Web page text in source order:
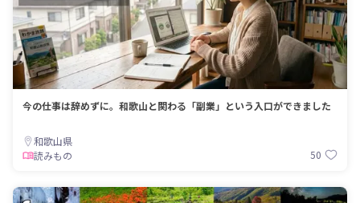
今の仕事は辞めずに。和歌山と関わる「副業」という入口ができました
和歌山県
読みもの
50